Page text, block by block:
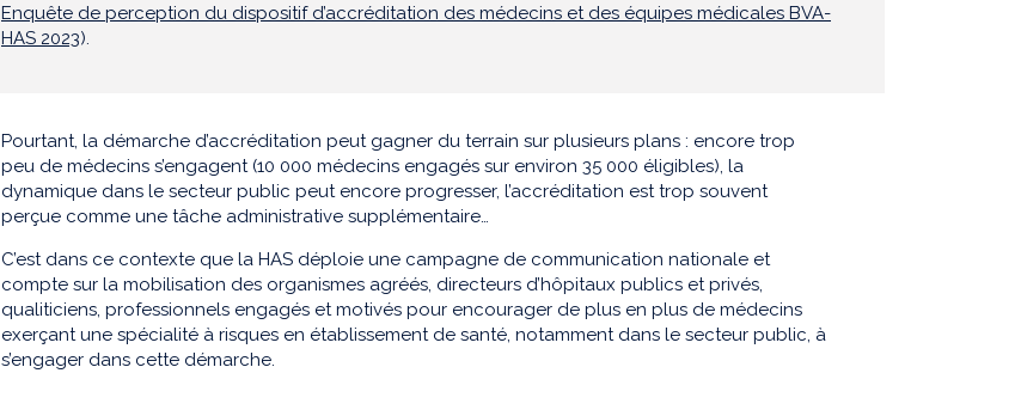
Enquête de perception du dispositif d’accréditation des médecins et des équipes médicales BVA-
HAS 2023).
Pourtant, la démarche d’accréditation peut gagner du terrain sur plusieurs plans : encore trop
peu de médecins s’engagent (10 000 médecins engagés sur environ 35 000 éligibles), la
dynamique dans le secteur public peut encore progresser, l’accréditation est trop souvent
perçue comme une tâche administrative supplémentaire…
C’est dans ce contexte que la HAS déploie une campagne de communication nationale et
compte sur la mobilisation des organismes agréés, directeurs d’hôpitaux publics et privés,
qualiticiens, professionnels engagés et motivés pour encourager de plus en plus de médecins
exerçant une spécialité à risques en établissement de santé, notamment dans le secteur public, à
s’engager dans cette démarche.